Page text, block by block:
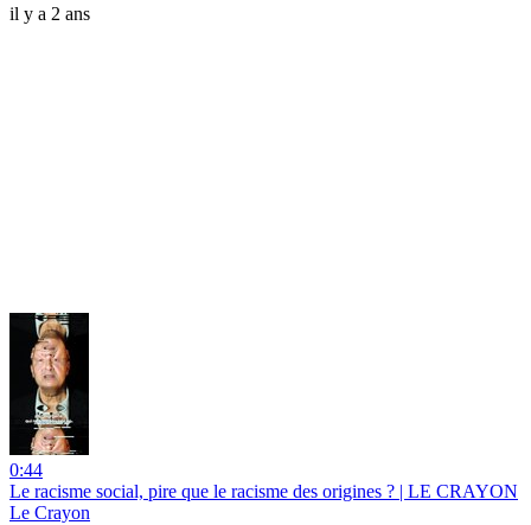
il y a 2 ans
0:44
Le racisme social, pire que le racisme des origines ? | LE CRAYON
Le Crayon